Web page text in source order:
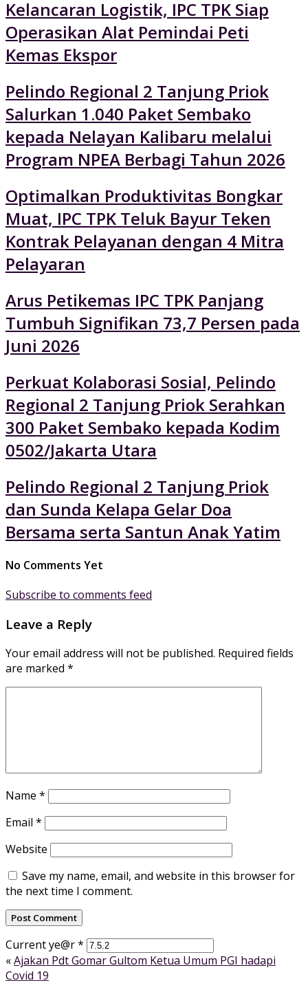
Kelancaran Logistik, IPC TPK Siap
Operasikan Alat Pemindai Peti
Kemas Ekspor
Pelindo Regional 2 Tanjung Priok
Salurkan 1.040 Paket Sembako
kepada Nelayan Kalibaru melalui
Program NPEA Berbagi Tahun 2026
Optimalkan Produktivitas Bongkar
Muat, IPC TPK Teluk Bayur Teken
Kontrak Pelayanan dengan 4 Mitra
Pelayaran
Arus Petikemas IPC TPK Panjang
Tumbuh Signifikan 73,7 Persen pada
Juni 2026
Perkuat Kolaborasi Sosial, Pelindo
Regional 2 Tanjung Priok Serahkan
300 Paket Sembako kepada Kodim
0502/Jakarta Utara
Pelindo Regional 2 Tanjung Priok
dan Sunda Kelapa Gelar Doa
Bersama serta Santun Anak Yatim
No Comments Yet
Subscribe to comments feed
Leave a Reply
Your email address will not be published. Required fields
are marked *
Name *
Email *
Website
Save my name, email, and website in this browser for
the next time I comment.
Current ye@r*
«Ajakan Pdt Gomar Gultom Ketua Umum PGI hadapi
Covid 19